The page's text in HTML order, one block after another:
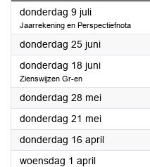
donderdag 9 juli2026
Jaarrekening en Perspectiefnota
donderdag 25 juni2026
donderdag 18 juni2026
Zienswijzen Gr-en
donderdag 28 mei2026
donderdag 21 mei2026
donderdag 16 april2026
woensdag 1 april2026